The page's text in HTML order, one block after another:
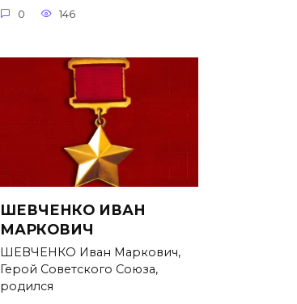
0 146
ШЕВЧЕНКО ИВАН
МАРКОВИЧ
ШЕВЧЕНКО Иван Маркович,
Герой Советского Союза,
родился